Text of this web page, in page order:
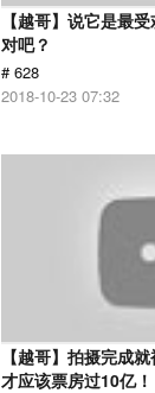
【越哥】说它是最
对吧？
# 628
2018-10-23 07:32
【越哥】拍摄完成
才应该票房过10亿！